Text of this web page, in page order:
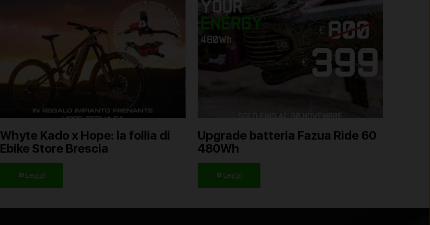
Whyte Kado x Hope: la follia di
Ebike Store Brescia
Leggi
Upgrade batteria Fazua Ride 60
480Wh
Leggi